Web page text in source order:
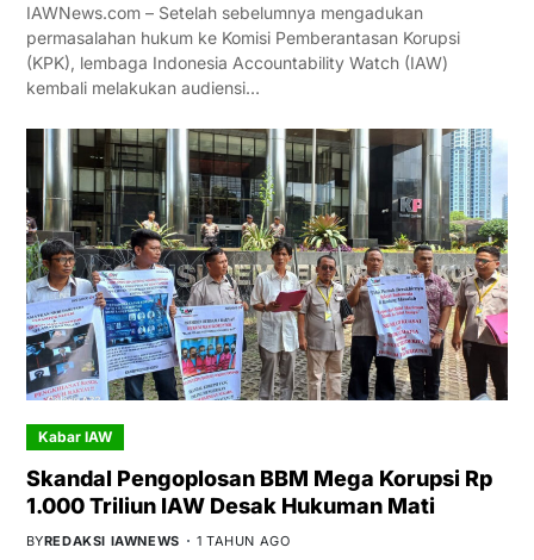
IAWNews.com – Setelah sebelumnya mengadukan
permasalahan hukum ke Komisi Pemberantasan Korupsi
(KPK), lembaga Indonesia Accountability Watch (IAW)
kembali melakukan audiensi…
Kabar IAW
Skandal Pengoplosan BBM Mega Korupsi Rp
1.000 Triliun IAW Desak Hukuman Mati
BYREDAKSI IAWNEWS 1 TAHUN AGO